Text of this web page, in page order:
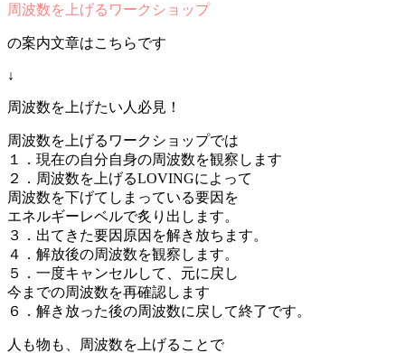
周波数を上げるワークショップ
の案内文章はこちらです
↓
周波数を上げたい人必見！
周波数を上げるワークショップでは
１．現在の自分自身の周波数を観察します
２．周波数を上げるLOVINGによって
周波数を下げてしまっている要因を
エネルギーレベルで炙り出します。
３．出てきた要因原因を解き放ちます。
４．解放後の周波数を観察します。
５．一度キャンセルして、元に戻し
今までの周波数を再確認します
６．解き放った後の周波数に戻して終了です。
人も物も、周波数を上げることで